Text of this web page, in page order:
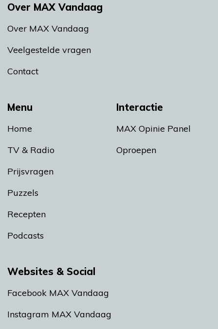
Menu
Home
TV & Radio
Prijsvragen
Puzzels
Recepten
Podcasts
Interactie
MAX Opinie Panel
Oproepen
Over MAX Vandaag
Over MAX Vandaag
Veelgestelde vragen
Contact
Websites & Social
Facebook MAX Vandaag
Instagram MAX Vandaag